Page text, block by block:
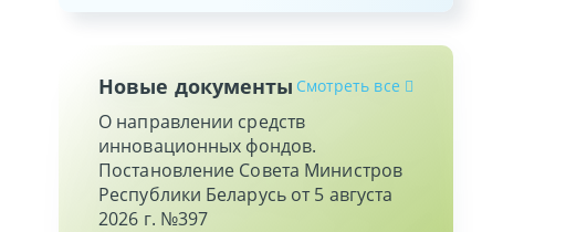
Новые документы Смотреть все
О направлении средств
инновационных фондов.
Постановление Совета Министров
Республики Беларусь от 5 августа
2026 г. №397